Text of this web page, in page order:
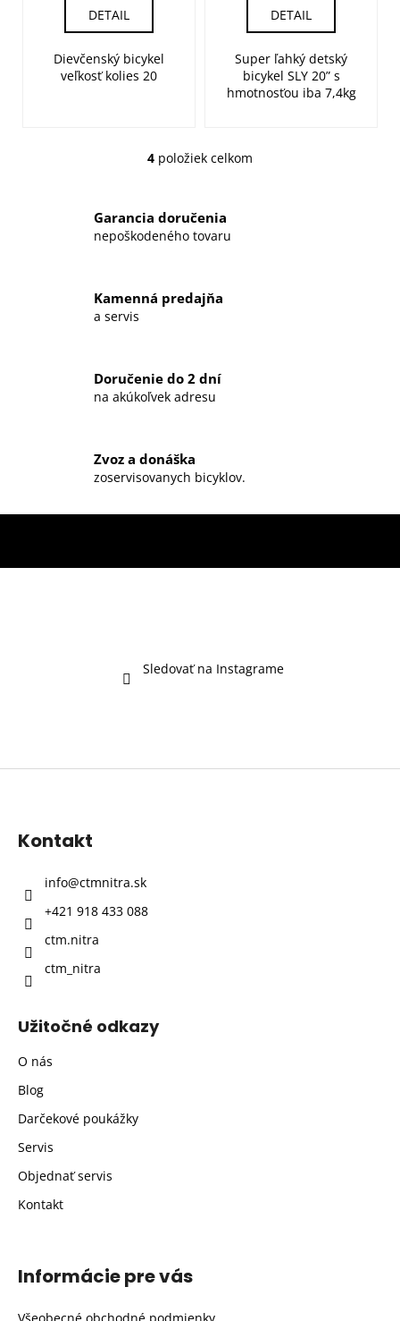
DETAIL
Dievčenský bicykel
veľkosť kolies 20
DETAIL
Super ľahký detský
bicykel SLY 20” s
hmotnosťou iba 7,4kg
O
á
d
i
v
k
p
s
4 položiek celkom
Garancia doručenia
nepoškodeného tovaru
Kamenná predajňa
a servis
Doručenie do 2 dní
na akúkoľvek adresu
Zvoz a donáška
zoservisovanych bicyklov.
Sledovať na Instagrame
Kontakt
info@ctmnitra.sk
+421 918 433 088
ctm.nitra
ctm_nitra
Užitočné odkazy
O nás
Blog
Darčekové poukážky
Servis
Objednať servis
Kontakt
Informácie pre vás